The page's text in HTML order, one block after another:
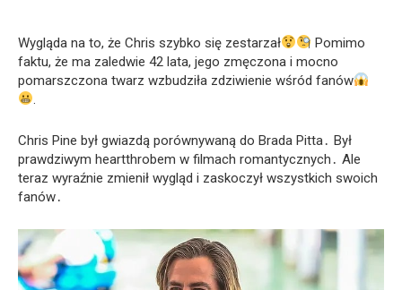
Wygląda na to, że Chris szybko się zestarzał
Pomimo
faktu, że ma zaledwie 42 lata, jego zmęczona i mocno
pomarszczona twarz wzbudziła zdziwienie wśród fanów
.
Chris Pine był gwiazdą porównywaną do Brada Pitta․ Był
prawdziwym heartthrobem w filmach romantycznych․ Ale
teraz wyraźnie zmienił wygląd i zaskoczył wszystkich swoich
fanów․